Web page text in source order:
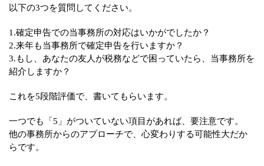
以下の3つを質問してください。
1.確定申告での当事務所の対応はいかがでしたか？
2.来年も当事務所で確定申告を行いますか？
3.もし、あなたの友人が税務などで困っていたら、当事務所を
紹介しますか？
これを5段階評価で、書いてもらいます。
一つでも「5」がついていない項目があれば、要注意です。
他の事務所からのアプローチで、心変わりする可能性大だか
らです。